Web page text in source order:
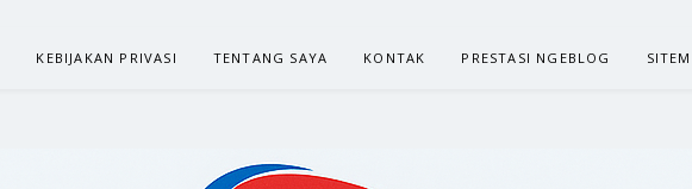
KEBIJAKAN PRIVASI TENTANG SAYA KONTAK PRESTASI NGEBLOG